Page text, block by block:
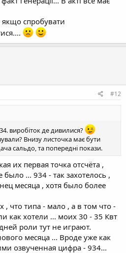
якщо спробувати
#12
виробіток де дивилися?
Внизу листочка має бути
сальдо, та попередні покази.
их первая точка отсчёта ,
... 934 - так захотелось ,
месяца , хотя было более
, что типа - мало , а в том что -
как хотели ... моих 30 - 35 Квт
роли тут не играют.
месяца ... Вроде уже как
озвученная цифра - 934...